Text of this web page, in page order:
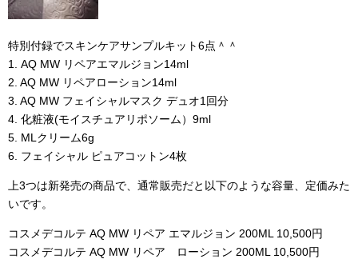
特別付録でスキンケアサンプルキット6点＾＾
1. AQ MW リペアエマルジョン14ml
2. AQ MW リペアローション14ml
3. AQ MW フェイシャルマスク デュオ1回分
4. 化粧液(モイスチュアリポソーム）9ml
5. MLクリーム6g
6. フェイシャル ピュアコットン4枚
上3つは新発売の商品で、通常販売だと以下のような容量、定価みた
いです。
コスメデコルテ AQ MW リペア エマルジョン 200ML 10,500円
コスメデコルテ AQ MW リペア ローション 200ML 10,500円